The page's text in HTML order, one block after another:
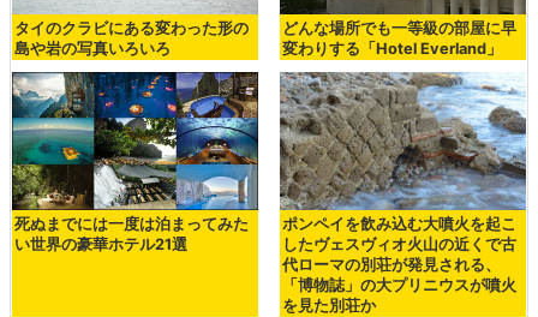
タイのクラビにある変わった形の
島や岩の写真いろいろ
どんな場所でも一等級の部屋に早
変わりする「Hotel Everland」
死ぬまでには一度は泊まってみた
い世界の豪華ホテル21選
ポンペイを飲み込む大噴火を起こ
したヴェスヴィオ火山の近くで古
代ローマの別荘が発見される、
「博物誌」の大プリニウスが噴火
を見た別荘か